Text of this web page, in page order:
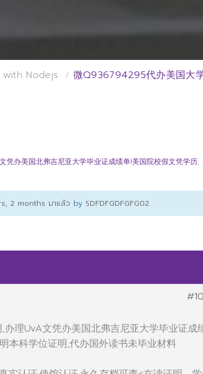
Nodejs 微Q936794295代办美国大
凭办美国北弗吉尼亚大学毕业证成绩单!美国院校假文凭学历,
2 months มาแล้ว by SDFDFGDFGFG02.
理UvA文凭办美国北弗吉尼亚大学毕业证成
本科学位证明,代办国外读书未毕业材料